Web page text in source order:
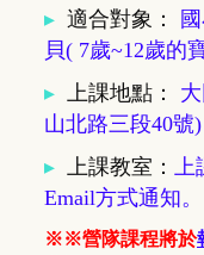
▸ 適合對象 ：
貝( 7歲~12歲的
▸ 上課地點 ：
山北路三段40號)
▸ 上課教室 ： 上
Email方式通知。
※※營隊課程將於